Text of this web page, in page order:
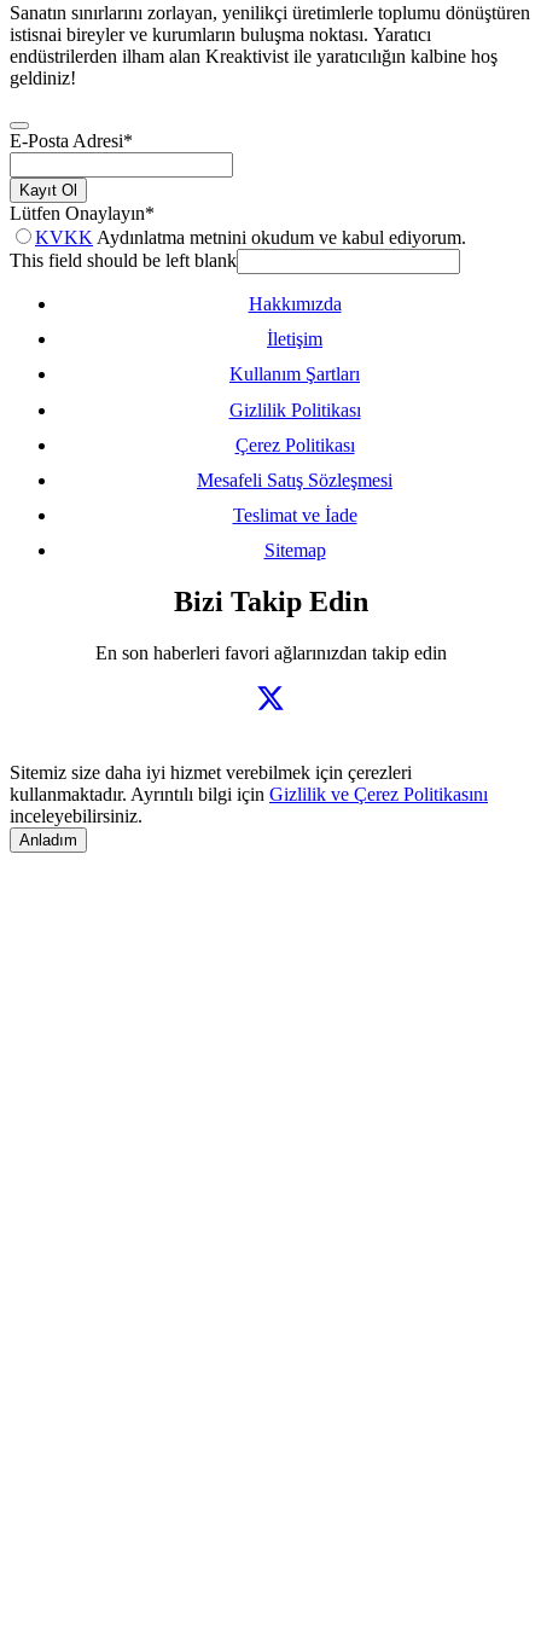
Sanatın sınırlarını zorlayan, yenilikçi üretimlerle toplumu dönüştüren
istisnai bireyler ve kurumların buluşma noktası. Yaratıcı
endüstrilerden ilham alan Kreaktivist ile yaratıcılığın kalbine hoş
geldiniz!
E-Posta Adresi*
Kayıt Ol
Lütfen Onaylayın*
KVKK Aydınlatma metnini okudum ve kabul ediyorum.
This field should be left blank
Hakkımızda
İletişim
Kullanım Şartları
Gizlilik Politikası
Çerez Politikası
Mesafeli Satış Sözleşmesi
Teslimat ve İade
Sitemap
Bizi Takip Edin
En son haberleri favori ağlarınızdan takip edin
Sitemiz size daha iyi hizmet verebilmek için çerezleri
kullanmaktadır. Ayrıntılı bilgi için Gizlilik ve Çerez Politikasını
inceleyebilirsiniz.
Anladım